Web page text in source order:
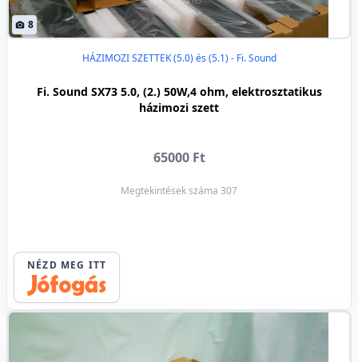
8
HÁZIMOZI SZETTEK (5.0) és (5.1) - Fi. Sound
Fi. Sound SX73 5.0, (2.) 50W,4 ohm, elektrosztatikus
házimozi szett
65000 Ft
Megtekintések száma 307
NÉZD MEG ITT